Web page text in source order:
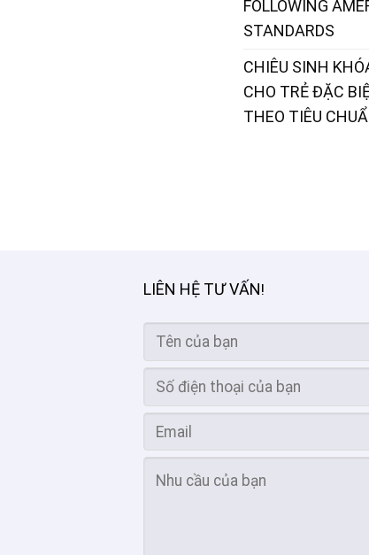
FOLLOWING
STANDARDS
CHIÊU SINH
CHO TRẺ ĐẶC
THEO TIÊU
LIÊN HỆ TƯ VẤN!